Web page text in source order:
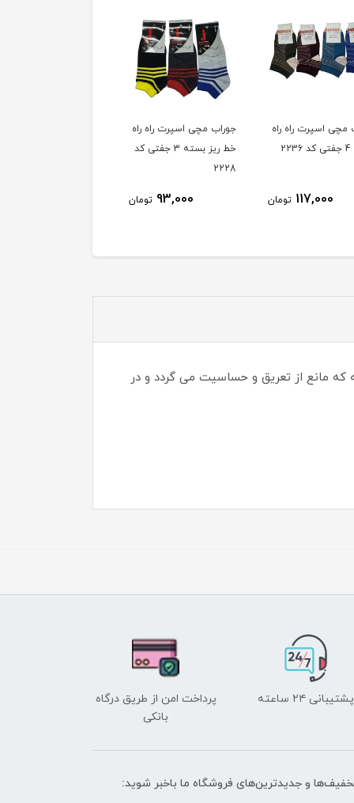
مچی اسپرت راه راه
117,000 تومان
جوراب مچی اسپرت راه راه
خط ریز بسته 3 جفتی کد
2228
93,000 تومان
که مانع از تعریق و حساسیت می گردد و در
پشتیبانی ۲۴ ساعته
پرداخت امن از طریق درگاه
بانکی
و جدیدترین‌های فروشگاه ما باخبر شوید: